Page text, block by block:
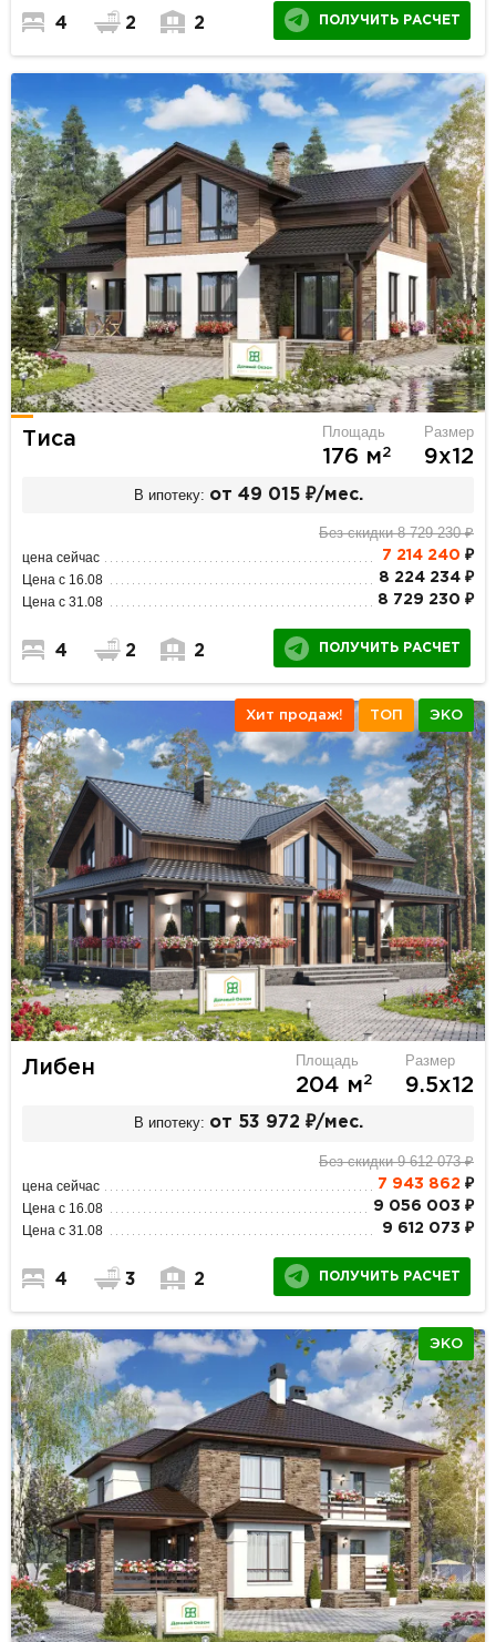
4 2 2 ПОЛУЧИТЬ РАСЧЕТ
Тиса Площадь
176 м2
Размер
9х12
В ипотеку: от 49 015 ₽/мес.
Без скидки 8 729 230 ₽
цена сейчас 7 214 240 ₽
Цена с 16.08 8 224 234 ₽
Цена с 31.08 8 729 230 ₽
4 2 2 ПОЛУЧИТЬ РАСЧЕТ
Хит продаж! ТОП ЭКО
Либен Площадь
204 м2
Размер
9.5х12
В ипотеку: от 53 972 ₽/мес.
Без скидки 9 612 073 ₽
цена сейчас 7 943 862 ₽
Цена с 16.08 9 056 003 ₽
Цена с 31.08 9 612 073 ₽
4 3 2 ПОЛУЧИТЬ РАСЧЕТ
ЭКО